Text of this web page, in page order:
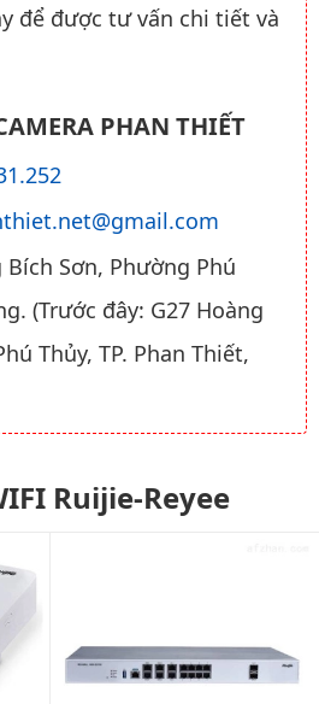
để được tư vấn chi tiết và
PHAN THIẾT
Bích Sơn, Phường Phú
(Trước đây: G27 Hoàng
Thủy, TP. Phan Thiết,
Ruijie-Reyee